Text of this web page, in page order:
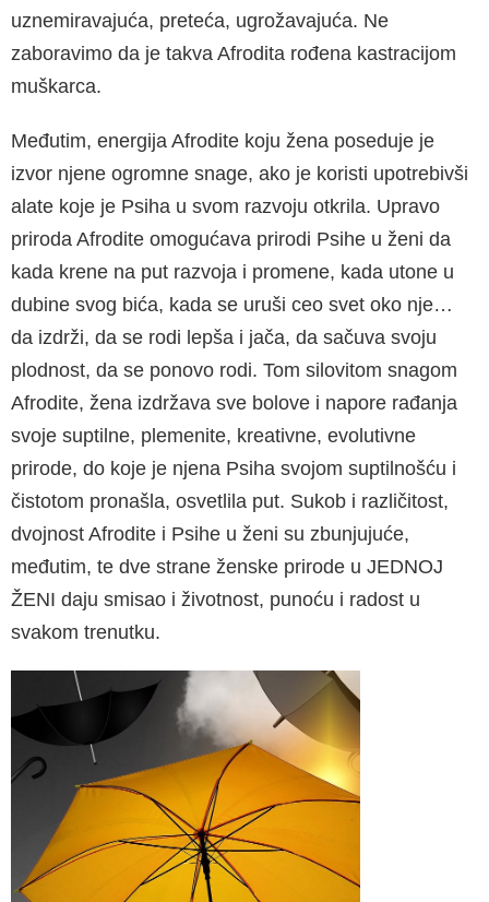
uznemiravajuća, preteća, ugrožavajuća. Ne
zaboravimo da je ta­kva Afrodita rođena kastracijom
muškarca.
Međutim, energija Afrodite koju žena posedu­je je
izvor njene ogromne snage, ako je koristi upotrebivši
alate koje je Psiha u svom razvoju otkrila. Upravo
priroda Afrodite omogućava pri­rodi Psihe u ženi da
kada krene na put razvoja i promene, kada utone u
dubine svog bića, kada se uruši ceo svet oko nje…
da izdrži, da se rodi lepša i jača, da sačuva svoju
plodnost, da se po­novo rodi. Tom silovitom snagom
Afrodite, žena izdržava sve bolove i napore rađanja
svoje sup­tilne, plemenite, kreativne, evolutivne
prirode, do koje je njena Psiha svojom suptilnošću i
čisto­tom pronašla, osvetlila put. Sukob i različitost,
dvojnost Afrodite i Psihe u ženi su zbunjujuće,
međutim, te dve strane ženske prirode u JED­NOJ
ŽENI daju smisao i životnost, punoću i ra­dost u
svakom trenutku.